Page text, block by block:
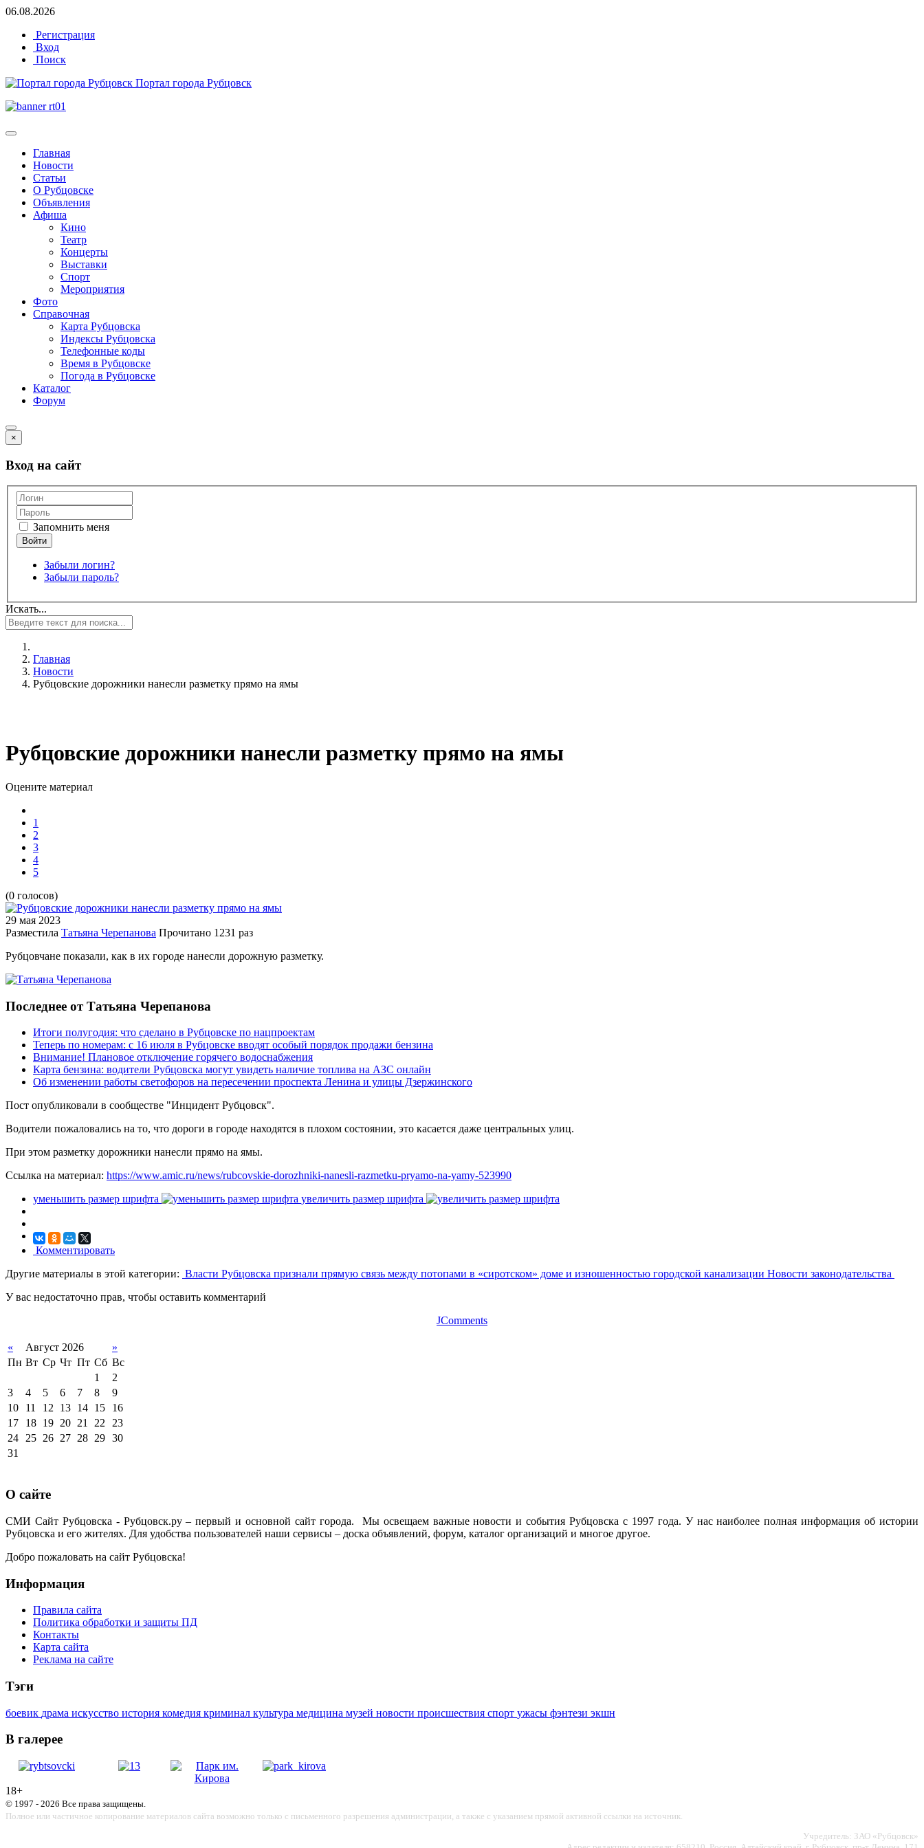
06.08.2026
Регистрация
Вход
Поиск
Портал города Рубцовск
Главная
Новости
Статьи
О Рубцовске
Объявления
Афиша
Кино
Театр
Концерты
Выставки
Спорт
Мероприятия
Фото
Справочная
Карта Рубцовска
Индексы Рубцовска
Телефонные коды
Время в Рубцовске
Погода в Рубцовске
Каталог
Форум
×
Вход на сайт
Запомнить меня
Забыли логин?
Забыли пароль?
Искать...
Главная
Новости
Рубцовские дорожники нанесли разметку прямо на ямы
Рубцовские дорожники нанесли разметку прямо на ямы
Оцените материал
1
2
3
4
5
(0 голосов)
29 мая 2023
Разместила Татьяна Черепанова Прочитано 1231 раз
Рубцовчане показали, как в их городе нанесли дорожную разметку.
Последнее от Татьяна Черепанова
Итоги полугодия: что сделано в Рубцовске по нацпроектам
Теперь по номерам: с 16 июля в Рубцовске вводят особый порядок продажи бензина
Внимание! Плановое отключение горячего водоснабжения
Карта бензина: водители Рубцовска могут увидеть наличие топлива на АЗС онлайн
Об изменении работы светофоров на пересечении проспекта Ленина и улицы Дзержинского
Пост опубликовали в сообществе "Инцидент Рубцовск".
Водители пожаловались на то, что дороги в городе находятся в плохом состоянии, это касается даже центральных улиц.
При этом разметку дорожники нанесли прямо на ямы.
Ссылка на материал: https://www.amic.ru/news/rubcovskie-dorozhniki-nanesli-razmetku-pryamo-na-yamy-523990
уменьшить размер шрифта
увеличить размер шрифта
Комментировать
Другие материалы в этой категории: Власти Рубцовска признали прямую связь между потопами в «сиротском» доме и изношенностью городской канализации Новости законодательства
У вас недостаточно прав, чтобы оставить комментарий
JComments
« Август 2026
»
Пн Вт Ср Чт Пт Сб Вс
1
2
3
4 5 6 7 8
9
10
11 12 13 14 15
16
17
18 19 20 21 22
23
24
25 26 27 28 29 30
31
О сайте
СМИ Сайт Рубцовска - Рубцовск.ру – первый и основной сайт города. Мы освещаем важные новости и события Рубцовска с 1997 года. У нас наиболее полная информация об истории
Рубцовска и его жителях. Для удобства пользователей наши сервисы – доска объявлений, форум, каталог организаций и многое другое.
Добро пожаловать на сайт Рубцовска!
Информация
Правила сайта
Политика обработки и защиты ПД
Контакты
Карта сайта
Реклама на сайте
Тэги
боевик драма искусство история комедия криминал культура медицина музей новости происшествия спорт ужасы фэнтези экшн
В галерее
18+
© 1997 - 2026 Все права защищены.
Полное или частичное копирование материалов сайта возможно только с письменного разрешения администрации, а также с указанием прямой активной ссылки на источник.
Учредитель: ЗАО «Рубцовск»